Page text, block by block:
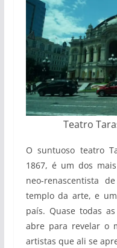
Teatro
O suntuoso teatro
1867, é um dos
neo-renascentista
templo da arte, e
país. Quase todas
abre para revelar o
artistas que ali se